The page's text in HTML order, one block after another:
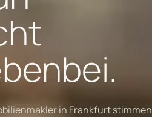
in Frankfurt stimmen